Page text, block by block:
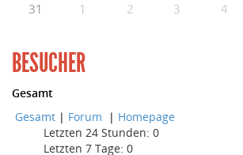
31 1 2 3 4
BESUCHER
Gesamt
Gesamt | Forum | Homepage
Letzten 24 Stunden: 0
Letzten 7 Tage: 0